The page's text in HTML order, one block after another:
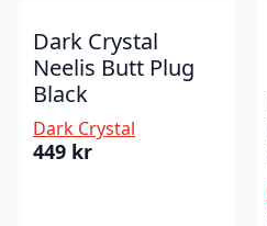
Dark Crystal
Neelis Butt Plug
Black
Dark Crystal
449 kr